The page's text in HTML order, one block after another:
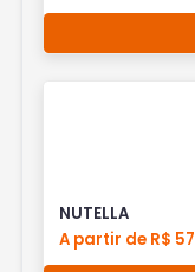
NUTELLA
A partir de R$